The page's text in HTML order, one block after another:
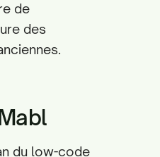
de
des
du low-code